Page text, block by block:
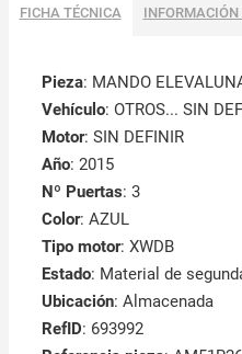
FICHA TÉCNICA
Pieza: MANDO
Vehículo: OTROS... SIN
Motor: SIN DEFINIR
Año: 2015
Nº Puertas: 3
Color: AZUL
Tipo motor: XWDB
Estado: Material de
Ubicación: Almacenada
RefID: 693992